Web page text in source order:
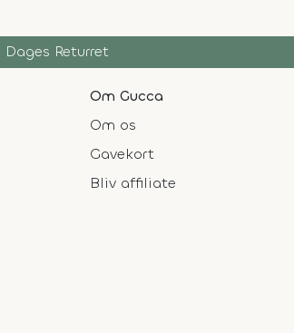
Dages Returret
Om Gucca
Om os
Gavekort
Bliv affiliate